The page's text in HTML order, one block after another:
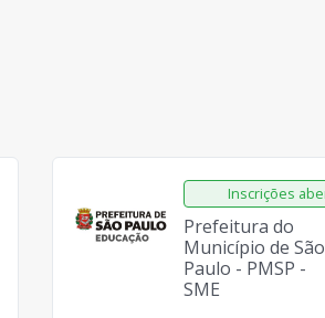
Prefeitura do
Município de São
Paulo - PMSP -
SME